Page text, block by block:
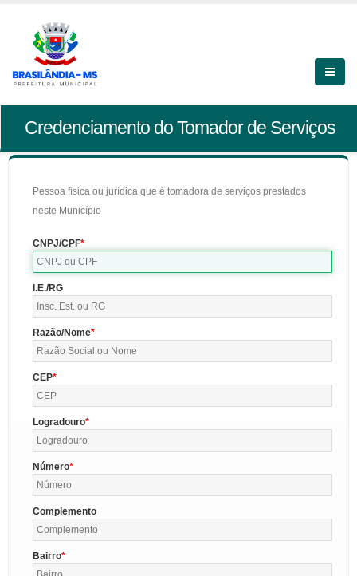
Credenciamento do Tomador de Serviços
Pessoa física ou jurídica que é tomadora de serviços prestados
neste Município
CNPJ/CPF
I.E./RG
Razão/Nome
CEP
Logradouro
Número
Complemento
Bairro